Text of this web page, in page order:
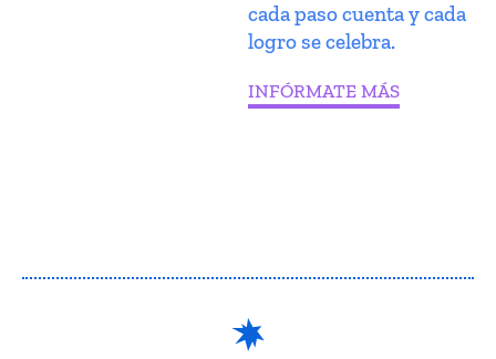
cada paso cuenta y cada
logro se celebra.
INFÓRMATE MÁS